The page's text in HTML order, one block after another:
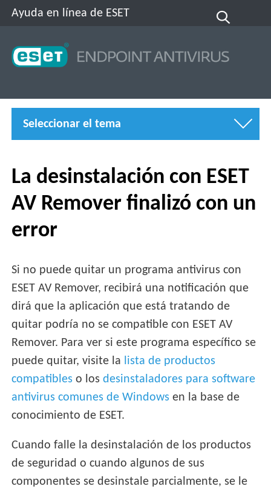
Ayuda en línea de ESET
Seleccionar el tema
La desinstalación con ESET
AV Remover finalizó con un
error
Si no puede quitar un programa antivirus con
ESET AV Remover, recibirá una notificación que
dirá que la aplicación que está tratando de
quitar podría no se compatible con ESET AV
Remover. Para ver si este programa específico se
puede quitar, visite la lista de productos
compatibles o losdesinstaladores para software
antivirus comunes de Windows en la base de
conocimiento de ESET.
Cuando falle la desinstalación de los productos
de seguridad o cuando algunos de sus
componentes se desinstale parcialmente, se le